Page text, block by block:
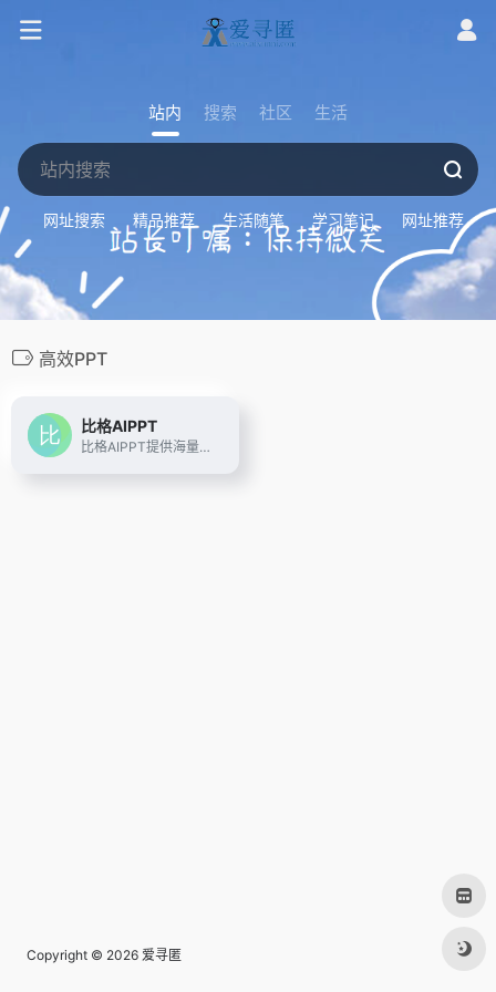
站内 搜索 社区 生活
网址搜索 精品推荐 生活随笔 学习笔记 网址推荐
高效PPT
比格AIPPT
比格AIPPT提供海量素材模板，支持一键生成PPT大纲，支持导入本地大纲文件，随心更换模板配色，AI一键智能排版，单页样式自由更改，样式随要点改变，多格式导出等功能。让你告别熬夜加班，轻松实现PPT制作自由。快来体验比格AIPPT，让PPT制作更高效便捷
Copyright © 2026 爱寻匿